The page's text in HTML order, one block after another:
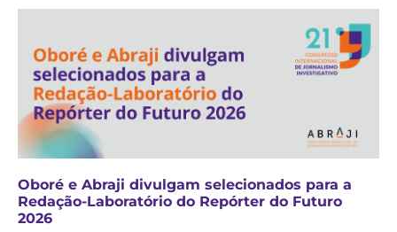
Oboré e Abraji divulgam selecionados para a
Redação-Laboratório do Repórter do Futuro
2026